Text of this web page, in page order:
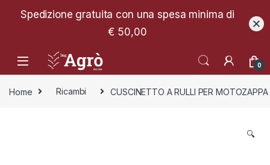
0
Home Ricambi CUSCINETTO A RULLI PER
🔍
Spedizione gratuita con una spesa minima di
€ 50,00